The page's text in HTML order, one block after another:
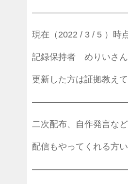
現在（2022 / 3 / 5 ）時
記録保持者 めりいさん
更新した方は証拠教え
二次配布、自作発言な
配信もやってくれる方